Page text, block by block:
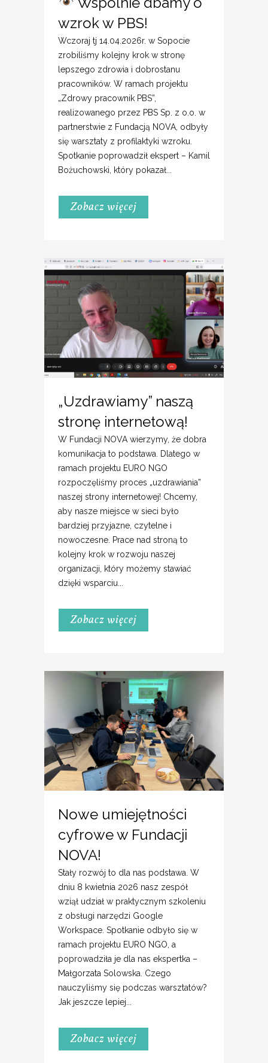
wzrok w PBS!
Wczoraj tj 14.04.2026r. w Sopocie
zrobiliśmy kolejny krok w stronę
lepszego zdrowia i dobrostanu
pracowników. W ramach projektu
„Zdrowy pracownik PBS”,
realizowanego przez PBS Sp. z o.o. w
partnerstwie z Fundacją NOVA, odbyły
się warsztaty z profilaktyki wzroku.
Spotkanie poprowadził ekspert – Kamil
Bożuchowski, który pokazał...
Zobacz więcej
„Uzdrawiamy” naszą
stronę internetową!
W Fundacji NOVA wierzymy, że dobra
komunikacja to podstawa. Dlatego w
ramach projektu EURO NGO
rozpoczęliśmy proces „uzdrawiania”
naszej strony internetowej! Chcemy,
aby nasze miejsce w sieci było
bardziej przyjazne, czytelne i
nowoczesne. Prace nad stroną to
kolejny krok w rozwoju naszej
organizacji, który możemy stawiać
dzięki wsparciu...
Zobacz więcej
Nowe umiejętności
cyfrowe w Fundacji
NOVA!
Stały rozwój to dla nas podstawa. W
dniu 8 kwietnia 2026 nasz zespół
wziął udział w praktycznym szkoleniu
z obsługi narzędzi Google
Workspace. Spotkanie odbyło się w
ramach projektu EURO NGO, a
poprowadziła je dla nas ekspertka –
Małgorzata Solowska. Czego
nauczyliśmy się podczas warsztatów?
Jak jeszcze lepiej...
Zobacz więcej